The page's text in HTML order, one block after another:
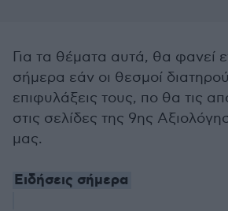
Για τα θέματα αυτά, θα φανεί
σήμερα εάν οι θεσμοί
επιφυλάξεις τους, πο θα τις
στις σελίδες της 9ης
μας.
Ειδήσεις σήμερα